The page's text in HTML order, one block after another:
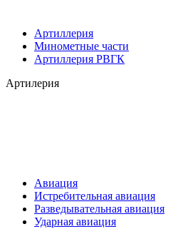
Артиллерия
Минометные части
Артиллерия РВГК
Артилерия
Авиация
Истребительная авиация
Разведывательная авиация
Ударная авиация